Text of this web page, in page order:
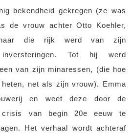
bekendheid gekregen (ze was
de vrouw achter Otto Koehler,
die rijk werd van zijn
Tot hij werd
van zijn minaressen, (die hoe
net als zijn vrouw). Emma
en weet deze door de
crisis van begin 20e eeuw te
Het verhaal wordt achteraf